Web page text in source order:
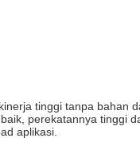
tinggi tanpa bahan
perekatannya tinggi
aplikasi.